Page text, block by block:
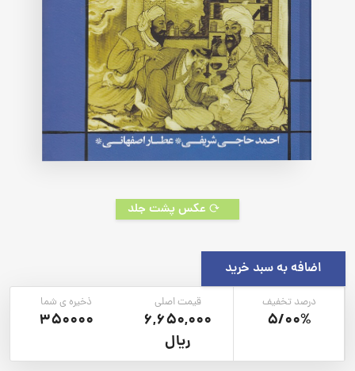
عکس پشت جلد
اضافه به سبد خرید
درصد تخفیف
5/00%
قیمت اصلی
6,650,000
ریال
ذخیره ی شما
350000